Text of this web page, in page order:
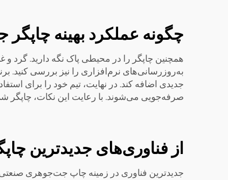
چگونه عملکرد بهینه
همچنین چاپگر را در محیطی پاک نگه دارید. گرد و
به‌روزرسانی‌های نرم‌افزاری را نیز بررسی کنید.
جدیدی اضافه کند. در نهایت، تیم خود را برای
صرفه‌جویی می‌شوند. با رعایت این نکات، چاپگر
از فناوری‌های جدیدترین
جدیدترین فناوری در زمینه چاپ جت‌جوهری